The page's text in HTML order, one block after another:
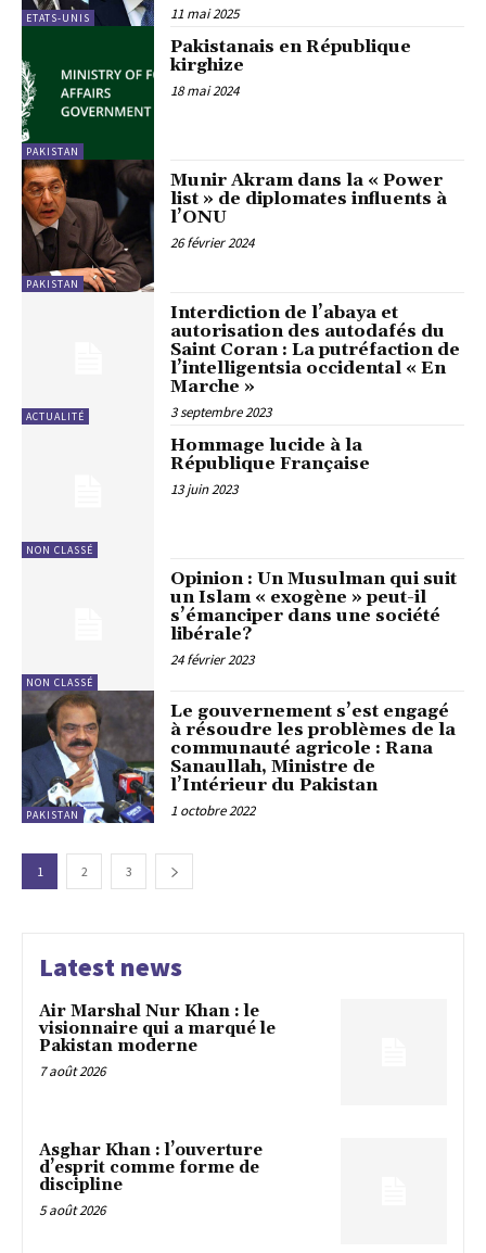
ETATS-UNIS 11 mai 2025
PAKISTAN
Pakistanais en République
kirghize
18 mai 2024
PAKISTAN
Munir Akram dans la « Power
list » de diplomates influents à
l’ONU
26 février 2024
ACTUALITÉ
Interdiction de l’abaya et
autorisation des autodafés du
Saint Coran : La putréfaction de
l’intelligentsia occidental « En
Marche »
3 septembre 2023
NON CLASSÉ
Hommage lucide à la
République Française
13 juin 2023
NON CLASSÉ
Opinion : Un Musulman qui suit
un Islam « exogène » peut-il
s’émanciper dans une société
libérale?
24 février 2023
PAKISTAN
Le gouvernement s’est engagé
à résoudre les problèmes de la
communauté agricole : Rana
Sanaullah, Ministre de
l’Intérieur du Pakistan
1 octobre 2022
1 2 3
Latest news
Air Marshal Nur Khan : le
visionnaire qui a marqué le
Pakistan moderne
7 août 2026
Asghar Khan : l’ouverture
d’esprit comme forme de
discipline
5 août 2026